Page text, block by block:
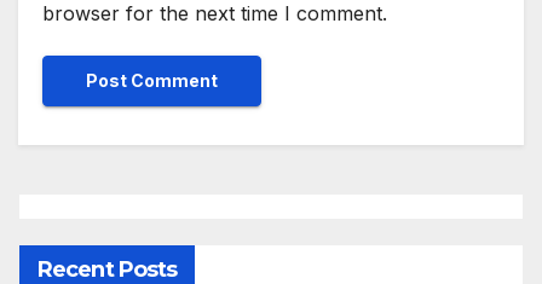
browser for the next time I comment.
Recent Posts